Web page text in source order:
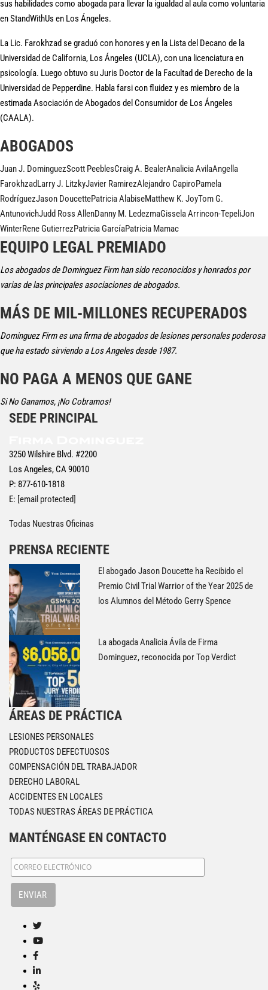
sus habilidades como abogada para llevar la igualdad al aula como voluntaria
en StandWithUs en Los Ángeles.
La Lic. Farokhzad se graduó con honores y en la Lista del Decano de la
Universidad de California, Los Ángeles (UCLA), con una licenciatura en
psicología. Luego obtuvo su Juris Doctor de la Facultad de Derecho de la
Universidad de Pepperdine. Habla farsi con fluidez y es miembro de la
estimada Asociación de Abogados del Consumidor de Los Ángeles
(CAALA).
ABOGADOS
Juan J. DominguezScott PeeblesCraig A. BealerAnalicia AvilaAngella
FarokhzadLarry J. LitzkyJavier RamirezAlejandro CapiroPamela
RodríguezJason DoucettePatricia AlabiseMatthew K. JoyTom G.
AntunovichJudd Ross AllenDanny M. LedezmaGissela Arrincon-TepeliJon
WinterRene GutierrezPatricia GarcíaPatricia Mamac
EQUIPO LEGAL PREMIADO
Los abogados de Dominguez Firm han sido reconocidos y honrados por
varias de las principales asociaciones de abogados.
MÁS DE MIL-MILLONES RECUPERADOS
Dominguez Firm es una firma de abogados de lesiones personales poderosa
que ha estado sirviendo a Los Angeles desde 1987.
NO PAGA A MENOS QUE GANE
Si No Ganamos, ¡No Cobramos!
SEDE PRINCIPAL
3250 Wilshire Blvd. #2200
Los Angeles, CA 90010
P: 877-610-1818
E: [email protected]
Todas Nuestras Oficinas
PRENSA RECIENTE
El abogado Jason Doucette ha Recibido el
Premio Civil Trial Warrior of the Year 2025 de
los Alumnos del Método Gerry Spence
La abogada Analicia Ávila de Firma
Dominguez, reconocida por Top Verdict
ÁREAS DE PRÁCTICA
LESIONES PERSONALES
PRODUCTOS DEFECTUOSOS
COMPENSACIÓN DEL TRABAJADOR
DERECHO LABORAL
ACCIDENTES EN LOCALES
TODAS NUESTRAS ÁREAS DE PRÁCTICA
MANTÉNGASE EN CONTACTO